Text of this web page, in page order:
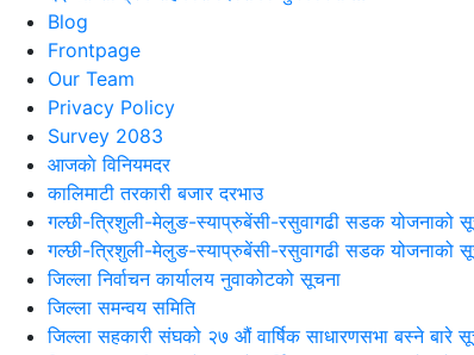
Blog
Frontpage
Our Team
Privacy Policy
Survey 2083
आजकाे विनियमदर
कालिमाटी तरकारी बजार दरभाउ
गल्छी-त्रिशुली-मेलुङ-स्याप्रुबेंसी-रसुवागढी सडक योजनाको
गल्छी-त्रिशुली-मेलुङ-स्याप्रुबेंसी-रसुवागढी सडक योजनाको
जिल्ला निर्वाचन कार्यालय नुवाकोटको सूचना
जिल्ला समन्वय समिति
जिल्ला सहकारी संघको २७ औं वार्षिक साधारणसभा बस्ने बारे